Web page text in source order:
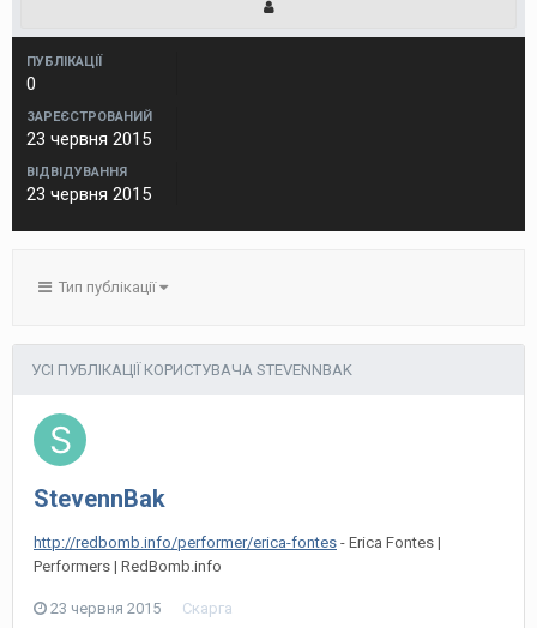
ПУБЛІКАЦІЇ
0
ЗАРЕЄСТРОВАНИЙ
23 червня 2015
ВІДВІДУВАННЯ
23 червня 2015
Тип публікації
УСІ ПУБЛІКАЦІЇ КОРИСТУВАЧА STEVENNBAK
StevennBak
http://redbomb.info/performer/erica-fontes - Erica Fontes |
Performers | RedBomb.info
23 червня 2015 Скарга